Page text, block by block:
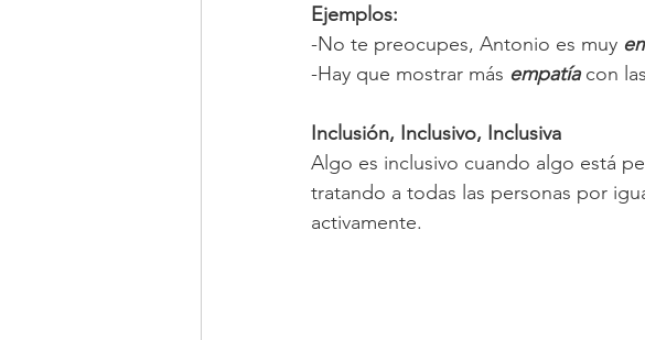
Ejemplos:
-No te preocupes, Antonio es muy
-Hay que mostrar más empatía con
Inclusión, Inclusivo, Inclusiva
Algo es inclusivo cuando algo está
tratando a todas las personas por
activamente.